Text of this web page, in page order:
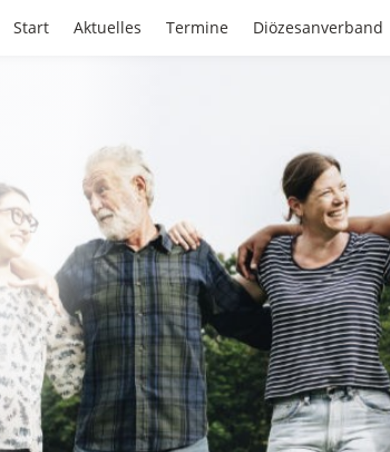
Start Aktuelles Termine Diözesanverband